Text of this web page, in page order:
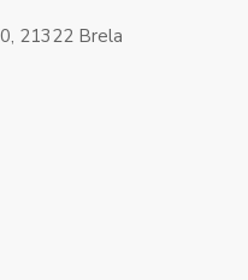
21322 Brela